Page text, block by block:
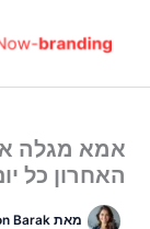
אמא מגלה
האחרון כל
מאתBarak